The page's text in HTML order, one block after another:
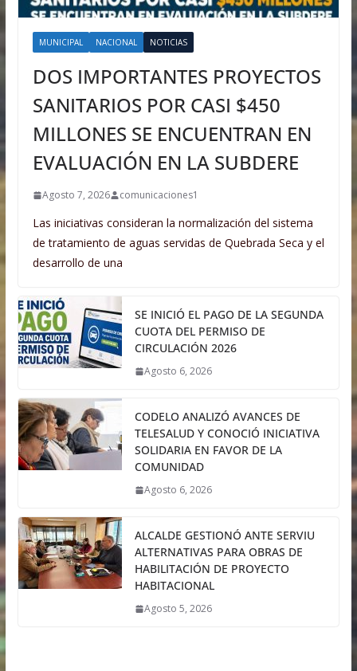
MUNICIPAL NACIONAL NOTICIAS
DOS IMPORTANTES PROYECTOS
SANITARIOS POR CASI $450
MILLONES SE ENCUENTRAN EN
EVALUACIÓN EN LA SUBDERE
Agosto 7, 2026 comunicaciones1
Las iniciativas consideran la normalización del sistema
de tratamiento de aguas servidas de Quebrada Seca y el
desarrollo de una
SE INICIÓ EL PAGO DE LA SEGUNDA
CUOTA DEL PERMISO DE
CIRCULACIÓN 2026
Agosto 6, 2026
CODELO ANALIZÓ AVANCES DE
TELESALUD Y CONOCIÓ INICIATIVA
SOLIDARIA EN FAVOR DE LA
COMUNIDAD
Agosto 6, 2026
ALCALDE GESTIONÓ ANTE SERVIU
ALTERNATIVAS PARA OBRAS DE
HABILITACIÓN DE PROYECTO
HABITACIONAL
Agosto 5, 2026